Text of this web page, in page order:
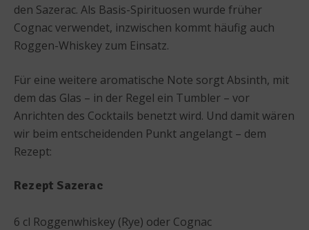
den Sazerac. Als Basis-Spirituosen wurde früher
Cognac verwendet, inzwischen kommt häufig auch
Roggen-Whiskey zum Einsatz.
Für eine weitere aromatische Note sorgt Absinth, mit
dem das Glas – in der Regel ein Tumbler – vor
Anrichten des Cocktails benetzt wird. Und damit wären
wir beim entscheidenden Punkt angelangt – dem
Rezept:
Rezept Sazerac
6 cl Roggenwhiskey (Rye) oder Cognac